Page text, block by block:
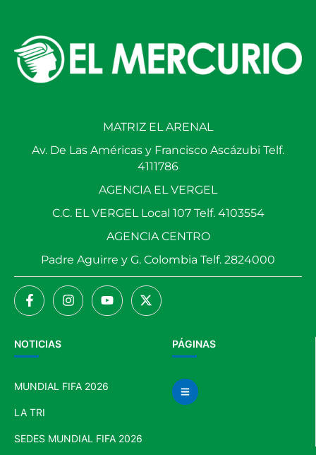
PÁGINAS
NOTICIAS
MUNDIAL FIFA 2026
LA TRI
SEDES MUNDIAL FIFA 2026
MATRIZ EL ARENAL
Av. De Las Américas y Francisco Ascázubi Telf.
4111786
AGENCIA EL VERGEL
C.C. EL VERGEL Local 107 Telf. 4103554
AGENCIA CENTRO
Padre Aguirre y G. Colombia Telf. 2824000